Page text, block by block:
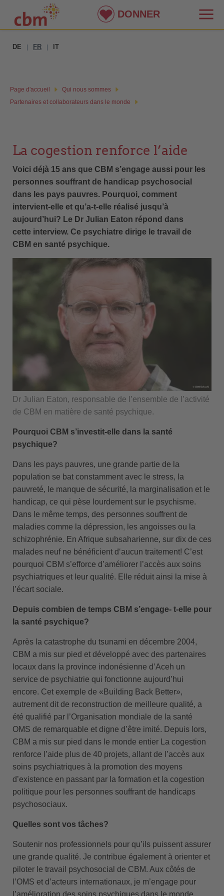
DE FR IT
Page d'accueil
Qui nous sommes
Partenaires et collaborateurs dans le monde
La cogestion renforce l’aide
Voici déjà 15 ans que CBM s’engage aussi pour les
personnes souffrant de handicap psychosocial
dans les pays pauvres. Pourquoi, comment
intervient-elle et qu’a-t-elle réalisé jusqu’à
aujourd’hui? Le Dr Julian Eaton répond dans
cette interview. Ce psychiatre dirige le travail de
CBM en santé psychique.
Dr Julian Eaton, responsable de l’ensemble de l’activité
de CBM en matière de santé psychique.
Pourquoi CBM s’investit-elle dans la santé
psychique?
Dans les pays pauvres, une grande partie de la
population se bat constamment avec le stress, la
pauvreté, le manque de sécurité, la marginalisation et le
handicap, ce qui pèse lourdement sur le psychisme.
Dans le même temps, des personnes souffrent de
maladies comme la dépression, les angoisses ou la
schizophrénie. En Afrique subsaharienne, sur dix de ces
malades neuf ne bénéficient d‘aucun traitement! C’est
pourquoi CBM s’efforce d’améliorer l’accès aux soins
psychiatriques et leur qualité. Elle réduit ainsi la mise à
l’écart sociale.
Depuis combien de temps CBM s’engage- t-elle pour
la santé psychique?
Après la catastrophe du tsunami en décembre 2004,
CBM a mis sur pied et développé avec des partenaires
locaux dans la province indonésienne d’Aceh un
service de psychiatrie qui fonctionne aujourd’hui
encore. Cet exemple de «Building Back Better»,
autrement dit de reconstruction de meilleure qualité, a
été qualifié par l’Organisation mondiale de la santé
OMS de remarquable et digne d’être imité. Depuis lors,
CBM a mis sur pied dans le monde entier La cogestion
renforce l’aide plus de 40 projets, allant de l’accès aux
soins psychiatriques à la promotion des moyens
d’existence en passant par la formation et la cogestion
politique pour les personnes souffrant de handicaps
psychosociaux.
Quelles sont vos tâches?
Soutenir nos professionnels pour qu’ils puissent assurer
une grande qualité. Je contribue également à orienter et
piloter le travail psychosocial de CBM. Aux côtés de
l’OMS et d’acteurs internationaux, je m’engage pour
DONNER